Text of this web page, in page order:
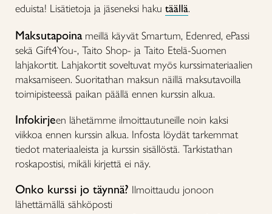
eduista! Lisätietoja ja jäseneksi haku täällä.
Maksutapoinameillä käyvät Smartum, Edenred, ePassi
sekä Gift4You-, Taito Shop- ja Taito Etelä-Suomen
lahjakortit. Lahjakortit soveltuvat myös kurssimateriaalien
maksamiseen. Suoritathan maksun näillä maksutavoilla
toimipisteessä paikan päällä ennen kurssin alkua.
Infokirjeen lähetämme ilmoittautuneille noin kaksi
viikkoa ennen kurssin alkua. Infosta löydät tarkemmat
tiedot materiaaleista ja kurssin sisällöstä. Tarkistathan
roskapostisi, mikäli kirjettä ei näy.
Onko kurssi jo täynnä? Ilmoittaudu jonoon
lähettämällä sähköposti